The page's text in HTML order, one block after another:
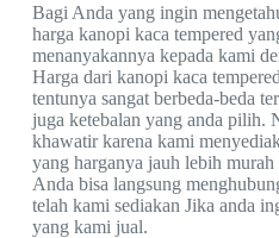
Bagi Anda yang ingin
harga kanopi kaca tempered
menanyakannya kepada kami
Harga dari kanopi kaca
tentunya sangat berbeda-beda
juga ketebalan yang anda pilih.
khawatir karena kami
yang harganya jauh lebih
Anda bisa langsung
telah kami sediakan Jika anda
yang kami jual.